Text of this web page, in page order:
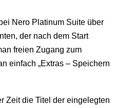
Nero Platinum Suite über
der nach dem Start
freien Zugang zum
einfach „Extras – Speichern
Zeit die Titel der eingelegten